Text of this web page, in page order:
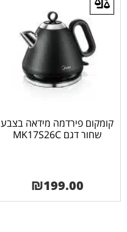
קומקום פירדמה מידאה בצבע
שחור דגם MK17S26C
₪199.00